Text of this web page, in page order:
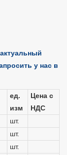
у нас в
ед.
изм
Цена с
НДС
шт.
шт.
шт.